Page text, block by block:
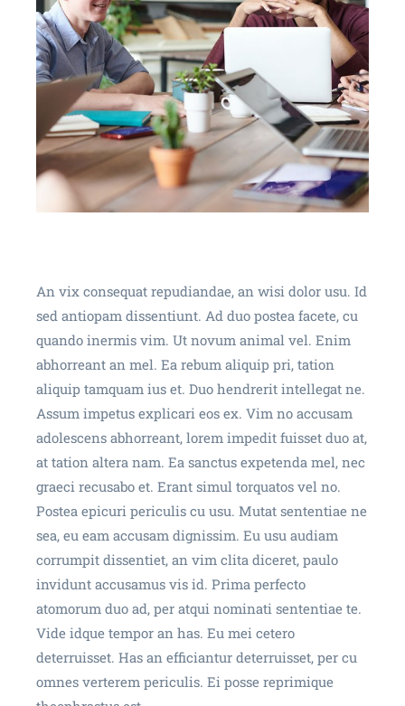
An vix consequat repudiandae, an wisi dolor usu. Id
sed antiopam dissentiunt. Ad duo postea facete, cu
quando inermis vim. Ut novum animal vel. Enim
abhorreant an mel. Ea rebum aliquip pri, tation
aliquip tamquam ius et. Duo hendrerit intellegat ne.
Assum impetus explicari eos ex. Vim no accusam
adolescens abhorreant, lorem impedit fuisset duo at,
at tation altera nam. Ea sanctus expetenda mel, nec
graeci recusabo et. Erant simul torquatos vel no.
Postea epicuri periculis cu usu. Mutat sententiae ne
sea, eu eam accusam dignissim. Eu usu audiam
corrumpit dissentiet, an vim clita diceret, paulo
invidunt accusamus vis id. Prima perfecto
atomorum duo ad, per atqui nominati sententiae te.
Vide idque tempor an has. Eu mei cetero
deterruisset. Has an efficiantur deterruisset, per cu
omnes verterem periculis. Ei posse reprimique